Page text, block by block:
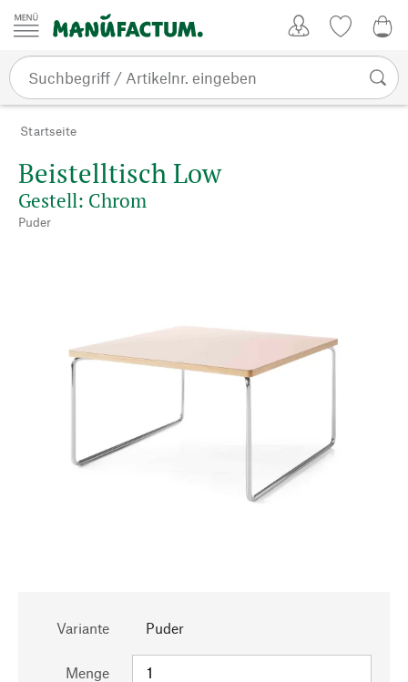
Zum Inhalt springen
Startseite
Beistelltisch Low
Gestell: Chrom
Puder
Variante Puder
Menge